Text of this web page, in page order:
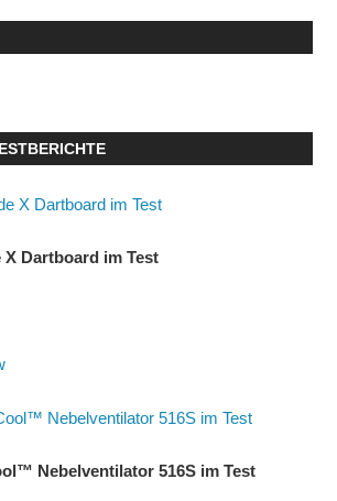
X Dartboard im Test
Nebelventilator 516S im Test